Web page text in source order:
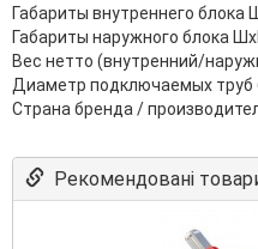
Габариты внутреннего блока
Габариты наружного блока
Вес нетто (внутренний/
Диаметр подключаемых труб
Страна бренда /
Рекомендовані